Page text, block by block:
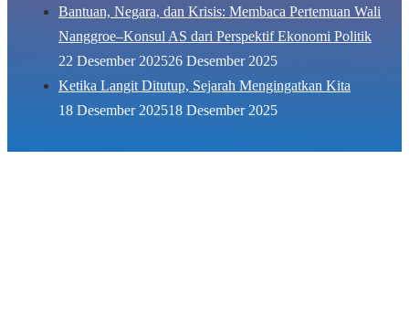
Bantuan, Negara, dan Krisis: Membaca Pertemuan Wali
Nanggroe–Konsul AS dari Perspektif Ekonomi Politik
22 Desember 202526 Desember 2025
Ketika Langit Ditutup, Sejarah Mengingatkan Kita
18 Desember 202518 Desember 2025